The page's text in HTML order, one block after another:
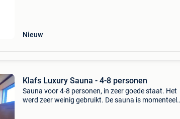
Nieuw
Klafs Luxury Sauna - 4-8 personen
Sauna voor 4-8 personen, in zeer goede staat. Het
werd zeer weinig gebruikt. De sauna is momenteel